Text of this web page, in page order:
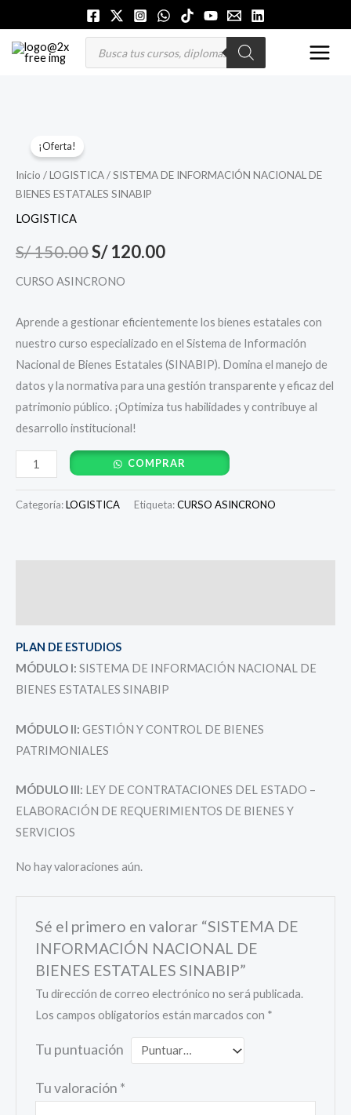
al
contenido
Búsqueda
productos
¡Oferta!
Inicio /LOGISTICA/ SISTEMA DE INFORMACIÓN NACIONAL DE
BIENES ESTATALES SINABIP
LOGISTICA
S/150.00
precio
original
S/ 150.00.
S/120.00
precio
S/ 120.00.
CURSO ASINCRONO
Aprende a gestionar eficientemente los bienes estatales con
nuestro curso especializado en el Sistema de Información
Nacional de Bienes Estatales (SINABIP). Domina el manejo de
datos y la normativa para una gestión transparente y eficaz del
patrimonio público. ¡Optimiza tus habilidades y contribuye al
desarrollo institucional!
DE
INFORMACIÓN
NACIONAL
DE
ESTATALES
SINABIP
COMPRAR
Categoría:LOGISTICA Etiqueta:CURSO ASINCRONO
PLAN DE ESTUDIOS
MÓDULO I: SISTEMA DE INFORMACIÓN NACIONAL DE
BIENES ESTATALES SINABIP
MÓDULO II: GESTIÓN Y CONTROL DE BIENES
PATRIMONIALES
MÓDULO III: LEY DE CONTRATACIONES DEL ESTADO –
ELABORACIÓN DE REQUERIMIENTOS DE BIENES Y
SERVICIOS
No hay valoraciones aún.
Sé el primero en valorar “SISTEMA DE
INFORMACIÓN NACIONAL DE
BIENES ESTATALES SINABIP”
Tu dirección de correo electrónico no será publicada.
Los campos obligatorios están marcados con *
Tu puntuación
Tu valoración *